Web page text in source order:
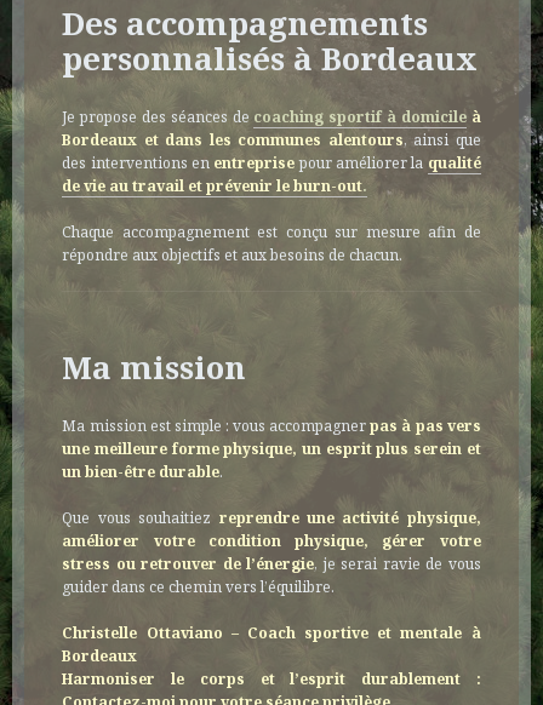
Des accompagnements
personnalisés à Bordeaux
Je propose des séances de coaching sportif à domicileà
Bordeaux et dans les communes alentours, ainsi que
des interventions en entreprisepour améliorer la qualité
de vie au travail et prévenir le burn-out.
Chaque accompagnement est conçu sur mesure afin de
répondre aux objectifs et aux besoins de chacun.
Ma mission
Ma mission est simple : vous accompagnerpas à pas vers
une meilleure forme physique, un esprit plus serein et
un bien-être durable.
Que vous souhaitiez reprendre une activité physique,
améliorer votre condition physique, gérer votre
stress ou retrouver de l’énergie, je serai ravie de vous
guider dans ce chemin vers l’équilibre.
Christelle Ottaviano – Coach sportive et mentale à
Bordeaux
Harmoniser le corps et l’esprit durablement :